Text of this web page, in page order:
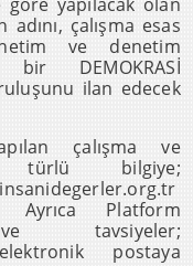
adını, çalışma esas
ve denetim
DEMOKRASİ
ilan edecek
çalışma ve
bilgiye;
Ayrıca Platform
tavsiyeler;
postaya